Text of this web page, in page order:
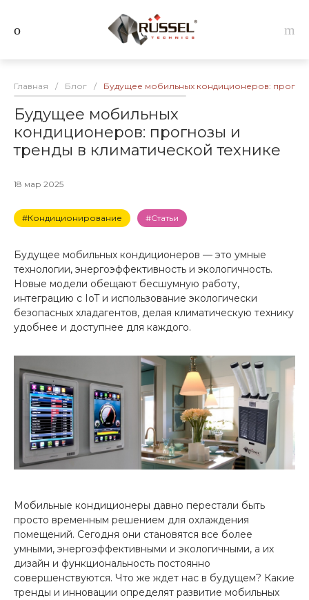
Главная / Блог / Будущее мобильных кондиционеров:
Будущее мобильных
кондиционеров: прогнозы и
тренды в климатической технике
18 мар 2025
#Кондиционирование #Статьи
Будущее мобильных кондиционеров — это умные
технологии, энергоэффективность и экологичность.
Новые модели обещают бесшумную работу,
интеграцию с IoT и использование экологически
безопасных хладагентов, делая климатическую технику
удобнее и доступнее для каждого.
Мобильные кондиционеры давно перестали быть
просто временным решением для охлаждения
помещений. Сегодня они становятся все более
умными, энергоэффективными и экологичными, а их
дизайн и функциональность постоянно
совершенствуются. Что же ждет нас в будущем? Какие
тренды и инновации определят развитие мобильных